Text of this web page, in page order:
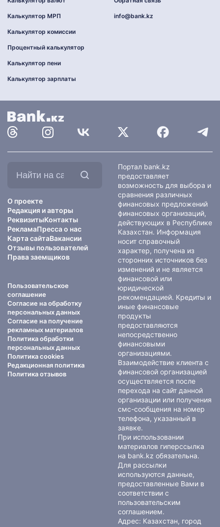
Калькулятор МРП
Калькулятор комиссии
Процентный калькулятор
Калькулятор пени
Калькулятор зарплаты
info@bank.kz
О проекте
Редакция и авторы
РеквизитыКонтакты
РекламаПресса о нас
Карта сайтаВакансии
Отзывы пользователей
Права заемщиков
Пользовательское
соглашение
Согласие на обработку
персональных данных
Согласие на получение
рекламных материалов
Политика обработки
персональных данных
Политика cookies
Редакционная политика
Политика отзывов
Портал bank.kz
предоставляет
возможность для выбора и
сравнения различных
финансовых предложений
финансовых организаций,
действующих в Республике
Казахстан. Информация
носит справочный
характер, получена из
сторонних источников без
изменений и не является
финансовой или
юридической
рекомендацией. Кредиты и
иные финансовые
продукты
предоставляются
непосредственно
финансовыми
организациями.
Взаимодействие клиента с
финансовой организацией
осуществляется после
перехода на сайт данной
организации или получения
смс-сообщения на номер
телефона, указанный в
заявке.
При использовании
материалов гиперссылка
на bank.kz обязательна.
Для рассылки
используются данные,
предоставленные Вами в
соответствии с
пользовательским
соглашением.
Адрес: Казахстан, город